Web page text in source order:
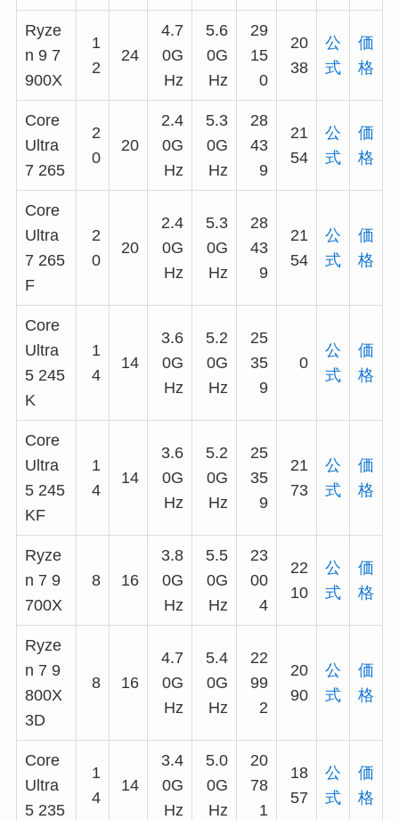
Ryze
n 9 7
900X
1
2
24
4.7
0G
Hz
5.6
0G
Hz
29
15
0
20
38
公
式
価
格
Core
Ultra
7 265
2
0
20
2.4
0G
Hz
5.3
0G
Hz
28
43
9
21
54
公
式
価
格
Core
Ultra
7 265
F
2
0
20
2.4
0G
Hz
5.3
0G
Hz
28
43
9
21
54
公
式
価
格
Core
Ultra
5 245
K
1
4
14
3.6
0G
Hz
5.2
0G
Hz
25
35
9
0
公
式
価
格
Core
Ultra
5 245
KF
1
4
14
3.6
0G
Hz
5.2
0G
Hz
25
35
9
21
73
公
式
価
格
Ryze
n 7 9
700X
8 16
3.8
0G
Hz
5.5
0G
Hz
23
00
4
22
10
公
式
価
格
Ryze
n 7 9
800X
3D
8 16
4.7
0G
Hz
5.4
0G
Hz
22
99
2
20
90
公
式
価
格
Core
Ultra
5 235
1
4
14
3.4
0G
Hz
5.0
0G
Hz
20
78
1
18
57
公
式
価
格